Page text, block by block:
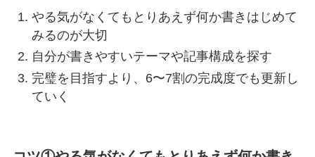
やる気がなくてもとりあえず何か書きはじめて
みるのが大切
自分が書きやすいテーマや記事構成を探す
完璧を目指すより、6〜7割の完成度でも更新し
ていく